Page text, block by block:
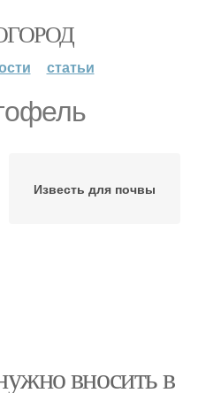
статьи
Известь для почвы
вносить в